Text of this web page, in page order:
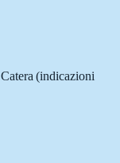
(indicazioni